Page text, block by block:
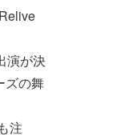
演が決
ズの舞
注